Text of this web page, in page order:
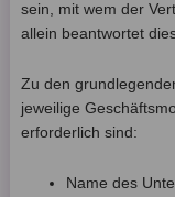
sein, mit wem der
allein beantwortet
Zu den
jeweilige
erforderlich sind:
Name des